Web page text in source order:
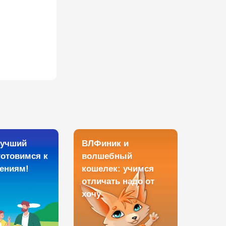
к
ВЛФиник и
волшебный
кошелек: учимся
отличать надо от
хочу